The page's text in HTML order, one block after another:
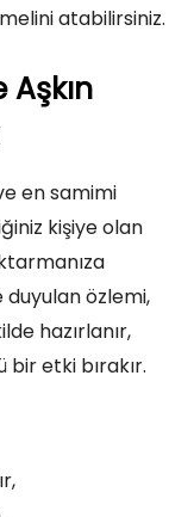
atabilirsiniz.
en samimi
kişiye olan
duyulan özlemi,
hazırlanır,
bir etki bırakır.